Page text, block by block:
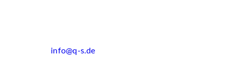
info@q-s.de